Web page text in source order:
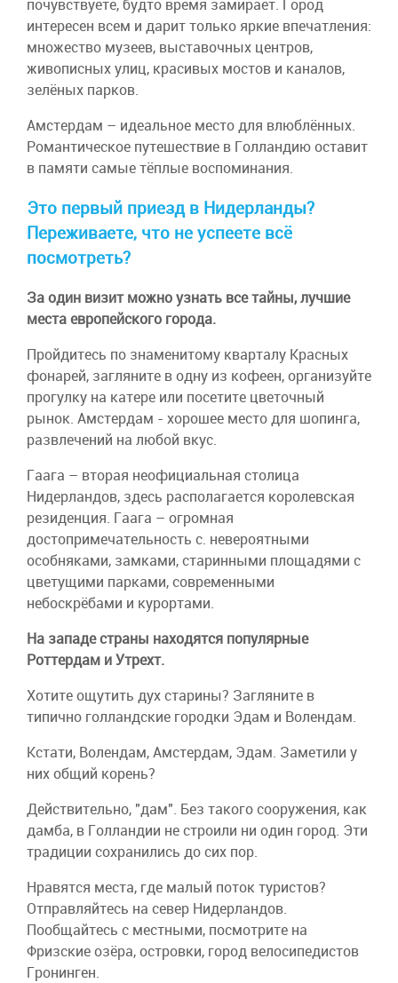
почувствуете, будто время замирает. Город
интересен всем и дарит только яркие впечатления:
множество музеев, выставочных центров,
живописных улиц, красивых мостов и каналов,
зелёных парков.
Амстердам – идеальное место для влюблённых.
Романтическое путешествие в Голландию оставит
в памяти самые тёплые воспоминания.
Это первый приезд в Нидерланды?
Переживаете, что не успеете всё
посмотреть?
За один визит можно узнать все тайны, лучшие
места европейского города.
Пройдитесь по знаменитому кварталу Красных
фонарей, загляните в одну из кофеен, организуйте
прогулку на катере или посетите цветочный
рынок. Амстердам - хорошее место для шопинга,
развлечений на любой вкус.
Гаага – вторая неофициальная столица
Нидерландов, здесь располагается королевская
резиденция. Гаага – огромная
достопримечательность с. невероятными
особняками, замками, старинными площадями с
цветущими парками, современными
небоскрёбами и курортами.
На западе страны находятся популярные
Роттердам и Утрехт.
Хотите ощутить дух старины? Загляните в
типично голландские городки Эдам и Волендам.
Кстати, Волендам, Амстердам, Эдам. Заметили у
них общий корень?
Действительно, "дам". Без такого сооружения, как
дамба, в Голландии не строили ни один город. Эти
традиции сохранились до сих пор.
Нравятся места, где малый поток туристов?
Отправляйтесь на север Нидерландов.
Пообщайтесь с местными, посмотрите на
Фризские озёра, островки, город велосипедистов
Гронинген.